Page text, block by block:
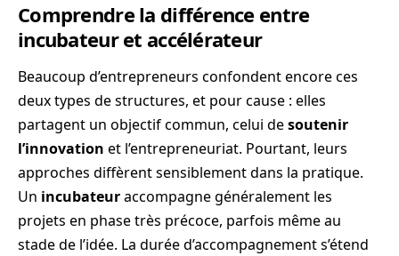
Comprendre la différence entre
incubateur et accélérateur
Beaucoup d’entrepreneurs confondent encore ces
deux types de structures, et pour cause : elles
partagent un objectif commun, celui desoutenir
l’innovation et l’entrepreneuriat. Pourtant, leurs
approches diffèrent sensiblement dans la pratique.
Un incubateuraccompagne généralement les
projets en phase très précoce, parfois même au
stade de l’idée. La durée d’accompagnement s’étend